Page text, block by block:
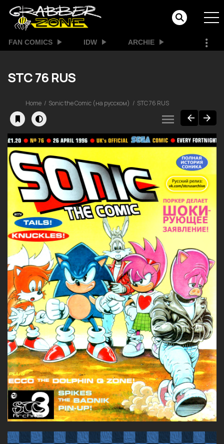
FAN COMICS IDW ARCHIE
STC 76 RUS
Home Sonic the Comic (на русском) STC 76 RUS